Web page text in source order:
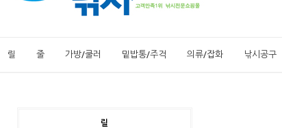
릴 줄 가방/쿨러 밑밥통/주걱 의류/잡화 낚시공구
릴